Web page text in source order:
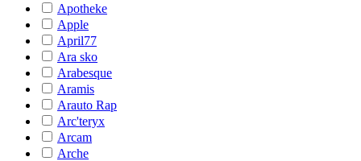
Apotheke
Apple
April77
Ara sko
Arabesque
Aramis
Arauto Rap
Arc'teryx
Arcam
Arche